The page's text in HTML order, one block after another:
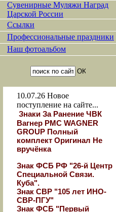
Сувенирные Муляжи Наград
Царской России
Ссылки
Профессиональные праздники
Наш фотоальбом
10.07.26 Новое
поступление на сайте...
Знаки За Ранение ЧВК
Вагнер РМС WAGNER
GROUP Полный
комплект Оригинал Не
вручёнка
Знак ФСБ РФ "26-й Центр
Специальной Связи.
Куба".
Знак СВР "105 лет ИНО-
СВР-ПГУ"
Знак ФСБ "Первый